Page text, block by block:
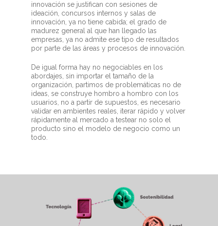
innovación se justifican con sesiones de
ideación, concursos internos y salas de
innovación, ya no tiene cabida; el grado de
madurez general al que han llegado las
empresas, ya no admite ese tipo de resultados
por parte de las áreas y procesos de innovación.
De igual forma hay no negociables en los
abordajes, sin importar el tamaño de la
organización, partimos de problemáticas no de
ideas, se construye hombro a hombro con los
usuarios, no a partir de supuestos, es necesario
validar en ambientes reales, iterar rápido y volver
rápidamente al mercado a testear no solo el
producto sino el modelo de negocio como un
todo.